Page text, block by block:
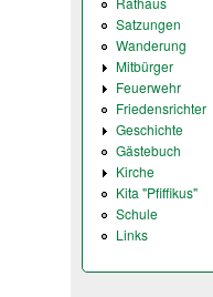
Satzungen
Wanderung
Mitbürger
Feuerwehr
Friedensrichter
Geschichte
Gästebuch
Kirche
Kita "Pfiffikus"
Schule
Links